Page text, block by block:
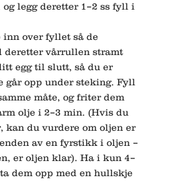
legg deretter 1–2 ss fyll i
inn over fyllet så de
deretter vårrullen stramt
egg til slutt, så du er
opp under steking. Fyll
måte, og friter dem
olje i 2–3 min. (Hvis du
kan du vurdere om oljen er
av en fyrstikk i oljen –
er oljen klar). Ha i kun 4–
dem opp med en hullskje